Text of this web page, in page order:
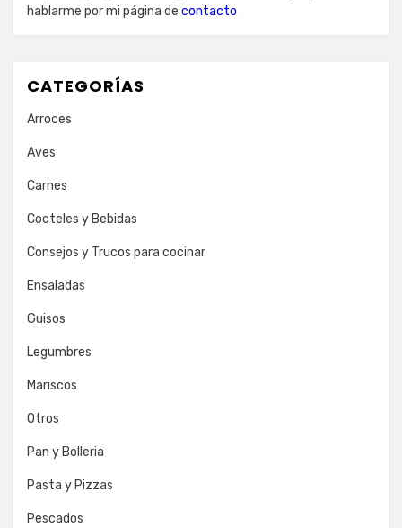
hablarme por mi página de contacto
CATEGORÍAS
Arroces
Aves
Carnes
Cocteles y Bebidas
Consejos y Trucos para cocinar
Ensaladas
Guisos
Legumbres
Mariscos
Otros
Pan y Bolleria
Pasta y Pizzas
Pescados